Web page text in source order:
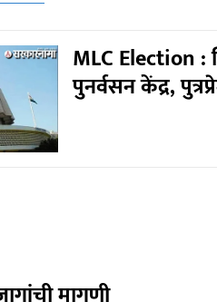
MLC Election :
पुनर्वसन केंद्र,